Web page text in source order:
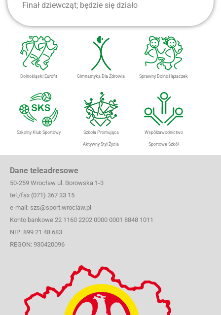
Finał dziewcząt; będzie się działo
Dolnośląski Eurofit Gimnastyka Dla Zdrowia Sprawny Dolnoślązaczek
Szkolny Klub Sportowy Szkoła Promująca
Aktywny Styl Życia
Współzawodnictwo
Sportowe Szkół
Dane teleadresowe
50-259 Wrocław ul. Borowska 1-3
tel./fax (071) 367 33 15
e-mail: szs@sport.wroclaw.pl
Konto bankowe 22 1160 2202 0000 0001 8848 1011
NIP: 899 21 48 683
REGON: 930420096